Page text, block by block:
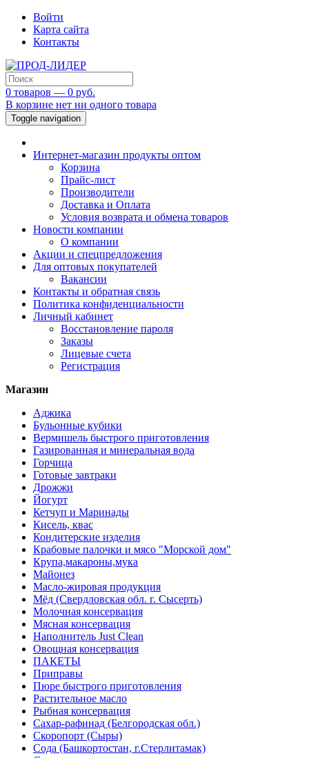
Войти
Карта сайта
Контакты
0 товаров — 0 руб.
В корзине нет ни одного товара
Toggle navigation
Интернет-магазин продукты оптом
Корзина
Прайс-лист
Производители
Доставка и Оплата
Условия возврата и обмена товаров
Новости компании
О компании
Акции и спецпредложения
Для оптовых покупателей
Вакансии
Контакты и обратная связь
Политика конфиденциальности
Личный кабинет
Восстановление пароля
Заказы
Лицевые счета
Регистрация
Магазин
Аджика
Бульонные кубики
Вермишель быстрого приготовления
Газированная и минеральная вода
Горчица
Готовые завтраки
Дрожжи
Йогурт
Кетчуп и Маринады
Кисель, квас
Кондитерские изделия
Крабовые палочки и мясо "Морской дом"
Крупа,макароны,мука
Майонез
Масло-жировая продукция
Мёд (Свердловская обл. г. Сысерть)
Молочная консервация
Мясная консервация
Наполнитель Just Clean
Овощная консервация
ПАКЕТЫ
Приправы
Пюре быстрого приготовления
Растительное масло
Рыбная консервация
Сахар-рафинад (Белгородская обл.)
Скоропорт (Сыры)
Сода (Башкортостан, г.Стерлитамак)